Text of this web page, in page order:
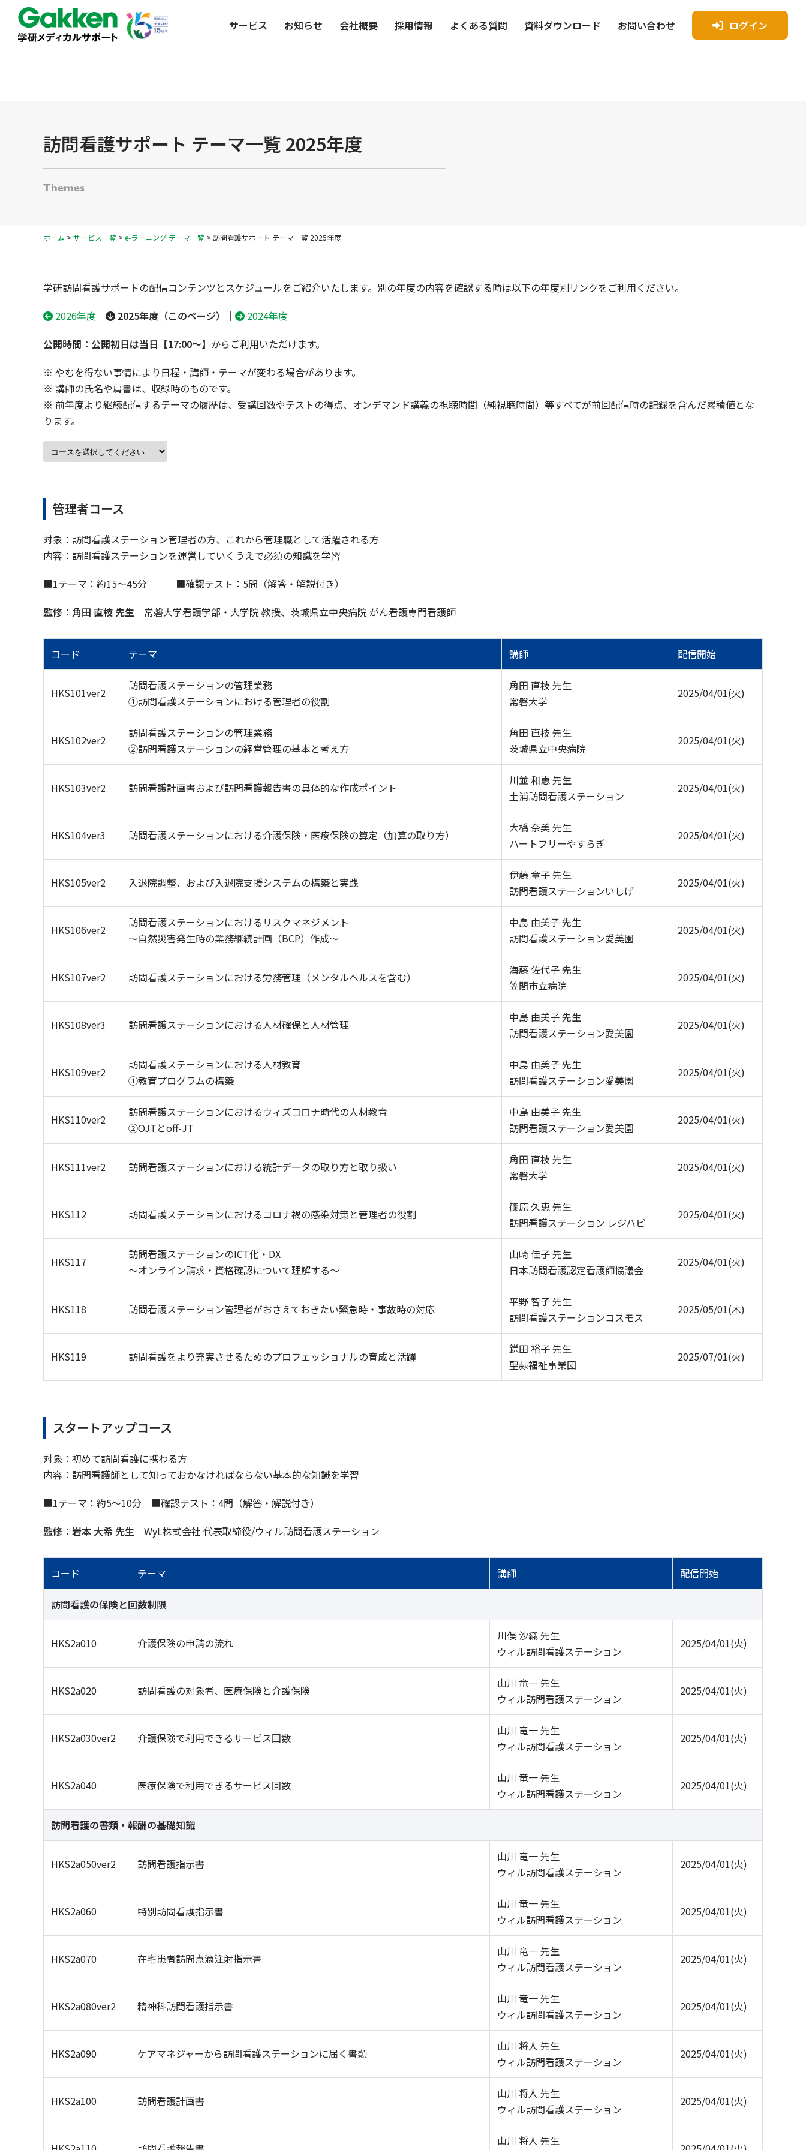
サービス お知らせ 会社概要 採用情報 よくある質問 資料ダウンロード お問い合わせ ログイン
訪問看護サポート テーマ一覧 2025年度
Themes
ホーム > サービス一覧 > e-ラーニング テーマ一覧 > 訪問看護サポート テーマ一覧 2025年度
学研訪問看護サポートの配信コンテンツとスケジュールをご紹介いたします。別の年度の内容を確認する時は以下の年度別リンクをご利用ください。
2026年度 ｜ 2025年度（このページ） ｜
2024年度
公開時間：公開初日は当日【17:00～】 からご利用いただけます。
※ やむを得ない事情により日程・講師・テーマが変わる場合があります。
※ 講師の氏名や肩書は、収録時のものです。
※ 前年度より継続配信するテーマの履歴は、受講回数やテストの得点、オンデマンド講義の視聴時間（純視聴時間）等すべてが前回配信時の記録を含んだ累積値とな
ります。
管理者コース
対象：訪問看護ステーション管理者の方、これから管理職として活躍される方
内容：訪問看護ステーションを運営していくうえで必須の知識を学習
■1テーマ：約15～45分 ■確認テスト：5問（解答・解説付き）
監修：角田 直枝 先生 常磐大学看護学部・大学院 教授、茨城県立中央病院 がん看護専門看護師
コード テーマ 講師 配信開始
HKS101ver2
訪問看護ステーションの管理業務
①訪問看護ステーションにおける管理者の役割
角田 直枝 先生
常磐大学
2025/04/01(火)
HKS102ver2
訪問看護ステーションの管理業務
②訪問看護ステーションの経営管理の基本と考え方
角田 直枝 先生
茨城県立中央病院
2025/04/01(火)
HKS103ver2 訪問看護計画書および訪問看護報告書の具体的な作成ポイント
川並 和恵 先生
土浦訪問看護ステーション
2025/04/01(火)
HKS104ver3 訪問看護ステーションにおける介護保険・医療保険の算定（加算の取り方）
大橋 奈美 先生
ハートフリーやすらぎ
2025/04/01(火)
HKS105ver2 入退院調整、および入退院支援システムの構築と実践
伊藤 章子 先生
訪問看護ステーションいしげ
2025/04/01(火)
HKS106ver2
訪問看護ステーションにおけるリスクマネジメント
～自然災害発生時の業務継続計画（BCP）作成～
中島 由美子 先生
訪問看護ステーション愛美園
2025/04/01(火)
HKS107ver2 訪問看護ステーションにおける労務管理（メンタルヘルスを含む）
海藤 佐代子 先生
笠間市立病院
2025/04/01(火)
HKS108ver3 訪問看護ステーションにおける人材確保と人材管理
中島 由美子 先生
訪問看護ステーション愛美園
2025/04/01(火)
HKS109ver2
訪問看護ステーションにおける人材教育
①教育プログラムの構築
中島 由美子 先生
訪問看護ステーション愛美園
2025/04/01(火)
HKS110ver2
訪問看護ステーションにおけるウィズコロナ時代の人材教育
②OJTとoff-JT
中島 由美子 先生
訪問看護ステーション愛美園
2025/04/01(火)
HKS111ver2 訪問看護ステーションにおける統計データの取り方と取り扱い
角田 直枝 先生
常磐大学
2025/04/01(火)
HKS112 訪問看護ステーションにおけるコロナ禍の感染対策と管理者の役割
篠原 久恵 先生
訪問看護ステーション レジハピ
2025/04/01(火)
HKS117
訪問看護ステーションのICT化・DX
～オンライン請求・資格確認について理解する～
山崎 佳子 先生
日本訪問看護認定看護師協議会
2025/04/01(火)
HKS118 訪問看護ステーション管理者がおさえておきたい緊急時・事故時の対応
平野 智子 先生
訪問看護ステーションコスモス
2025/05/01(木)
HKS119 訪問看護をより充実させるためのプロフェッショナルの育成と活躍
鎌田 裕子 先生
聖隷福祉事業団
2025/07/01(火)
スタートアップコース
対象：初めて訪問看護に携わる方
内容：訪問看護師として知っておかなければならない基本的な知識を学習
■1テーマ：約5～10分 ■確認テスト：4問（解答・解説付き）
監修：岩本 大希 先生 WyL株式会社 代表取締役/ウィル訪問看護ステーション
コード テーマ 講師 配信開始
訪問看護の保険と回数制限
HKS2a010 介護保険の申請の流れ
川俣 沙織 先生
ウィル訪問看護ステーション
2025/04/01(火)
HKS2a020 訪問看護の対象者、医療保険と介護保険
山川 竜一 先生
ウィル訪問看護ステーション
2025/04/01(火)
HKS2a030ver2 介護保険で利用できるサービス回数
山川 竜一 先生
ウィル訪問看護ステーション
2025/04/01(火)
HKS2a040 医療保険で利用できるサービス回数
山川 竜一 先生
ウィル訪問看護ステーション
2025/04/01(火)
訪問看護の書類・報酬の基礎知識
HKS2a050ver2 訪問看護指示書
山川 竜一 先生
ウィル訪問看護ステーション
2025/04/01(火)
HKS2a060 特別訪問看護指示書
山川 竜一 先生
ウィル訪問看護ステーション
2025/04/01(火)
HKS2a070 在宅患者訪問点滴注射指示書
山川 竜一 先生
ウィル訪問看護ステーション
2025/04/01(火)
HKS2a080ver2 精神科訪問看護指示書
山川 竜一 先生
ウィル訪問看護ステーション
2025/04/01(火)
HKS2a090 ケアマネジャーから訪問看護ステーションに届く書類
山川 将人 先生
ウィル訪問看護ステーション
2025/04/01(火)
HKS2a100 訪問看護計画書
山川 将人 先生
ウィル訪問看護ステーション
2025/04/01(火)
山川 将人 先生